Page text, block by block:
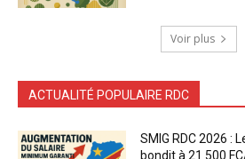
Voir plus
ACTUALITÉ POPULAIRE RDC
SMIG RDC 2026 :
bondit à 21 500